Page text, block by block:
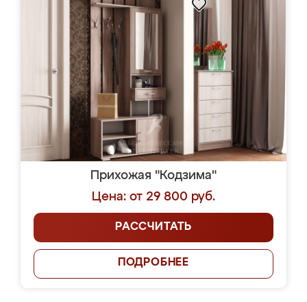
Прихожая "Кодзима"
Цена: от 29 800 руб.
РАССЧИТАТЬ
ПОДРОБНЕЕ